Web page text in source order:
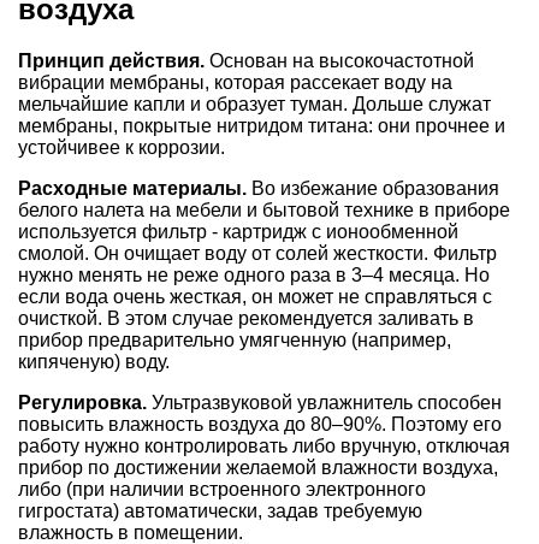
воздуха
Принцип действия. Основан на высокочастотной
вибрации мембраны, которая рассекает воду на
мельчайшие капли и образует туман. Дольше служат
мембраны, покрытые нитридом титана: они прочнее и
устойчивее к коррозии.
Расходные материалы. Во избежание образования
белого налета на мебели и бытовой технике в приборе
используется фильтр­ - картридж с ионообменной
смолой. Он очищает воду от солей жесткости. Фильтр
нужно менять не реже одного раза в 3–4 месяца. Но
если вода очень жесткая, он может не справляться с
очисткой. В этом случае рекомендуется заливать в
прибор предварительно умягченную (например,
кипяченую) воду.
Регулировка. Ультразвуковой увлажнитель способен
повысить влажность воздуха до 80–90%. Поэтому его
работу нужно контролировать либо вручную, отключая
прибор по достижении желаемой влажности воздуха,
либо (при наличии встроенного электронного
гигростата) автоматически, задав требуемую
влажность в помещении.